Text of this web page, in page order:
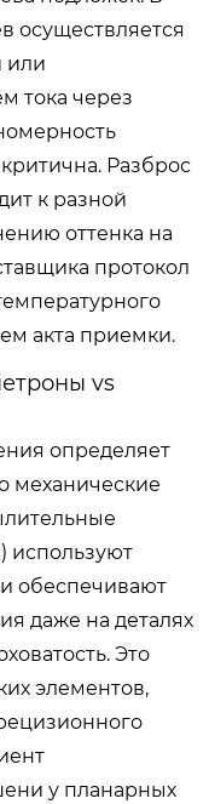
осуществляется
или
тока через
Разброс
к разной
оттенка на
протокол
акта приемки.
vs
определяет
механические
используют
обеспечивают
даже на деталях
Это
элементов,
у планарных